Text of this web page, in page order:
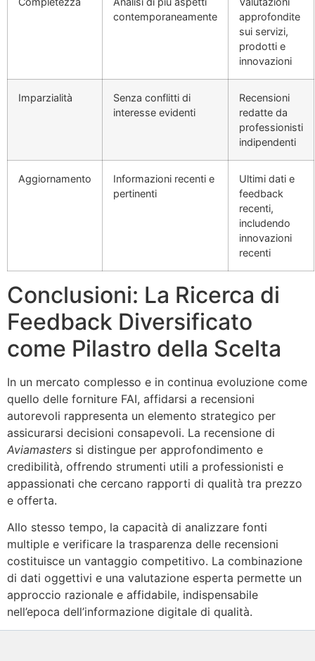
contemporaneamente
approfondite
sui servizi,
prodotti e
innovazioni
Imparzialità
Senza conflitti di
interesse evidenti
Recensioni
redatte da
professionisti
indipendenti
Aggiornamento
Informazioni recenti e
pertinenti
Ultimi dati e
feedback
recenti,
includendo
innovazioni
recenti
Conclusioni: La Ricerca di
Feedback Diversificato
come Pilastro della Scelta
In un mercato complesso e in continua evoluzione come
quello delle forniture FAI, affidarsi a recensioni
autorevoli rappresenta un elemento strategico per
assicurarsi decisioni consapevoli. La recensione di
Aviamasters si distingue per approfondimento e
credibilità, offrendo strumenti utili a professionisti e
appassionati che cercano rapporti di qualità tra prezzo
e offerta.
Allo stesso tempo, la capacità di analizzare fonti
multiple e verificare la trasparenza delle recensioni
costituisce un vantaggio competitivo. La combinazione
di dati oggettivi e una valutazione esperta permette un
approccio razionale e affidabile, indispensabile
nell’epoca dell’informazione digitale di qualità.